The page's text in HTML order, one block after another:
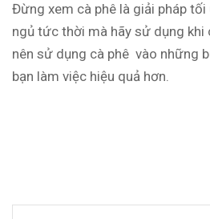
Đừng xem cà phê là giải pháp
ngủ tức thời mà hãy sử dụng khi
nên sử dụng cà phê vào những
bạn làm việc hiệu quả hơn.